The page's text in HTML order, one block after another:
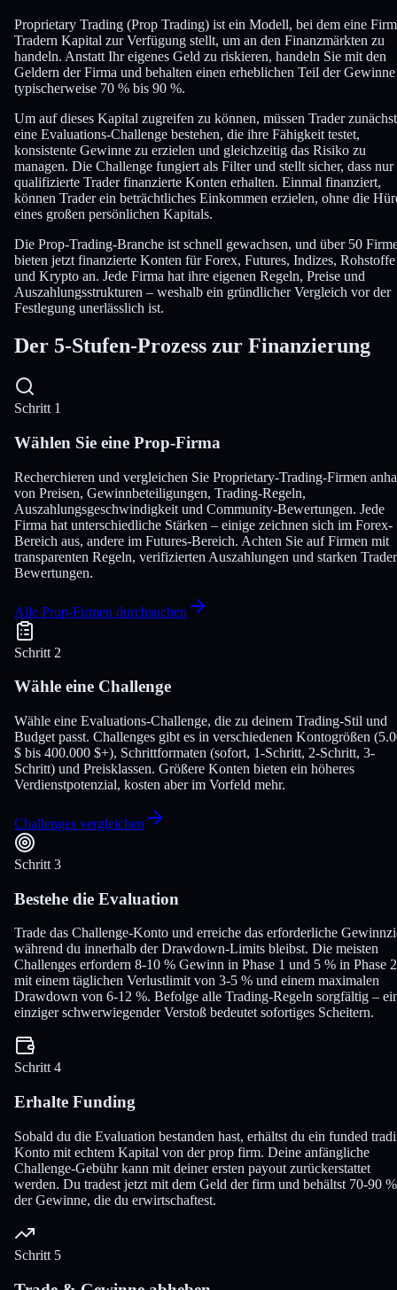
Proprietary Trading (Prop Trading) ist ein Modell, bei dem eine
Tradern Kapital zur Verfügung stellt, um an den Finanzmärkten zu
handeln. Anstatt Ihr eigenes Geld zu riskieren, handeln Sie mit den
Geldern der Firma und behalten einen erheblichen Teil der
typischerweise 70 % bis 90 %.
Um auf dieses Kapital zugreifen zu können, müssen Trader zunächst
eine Evaluations-Challenge bestehen, die ihre Fähigkeit testet,
konsistente Gewinne zu erzielen und gleichzeitig das Risiko zu
managen. Die Challenge fungiert als Filter und stellt sicher, dass nur
qualifizierte Trader finanzierte Konten erhalten. Einmal finanziert,
können Trader ein beträchtliches Einkommen erzielen, ohne die
eines großen persönlichen Kapitals.
Die Prop-Trading-Branche ist schnell gewachsen, und über 50
bieten jetzt finanzierte Konten für Forex, Futures, Indizes, Rohstoffe
und Krypto an. Jede Firma hat ihre eigenen Regeln, Preise und
Auszahlungsstrukturen – weshalb ein gründlicher Vergleich vor der
Festlegung unerlässlich ist.
Der 5-Stufen-Prozess zur Finanzierung
Schritt 1
Wählen Sie eine Prop-Firma
Recherchieren und vergleichen Sie Proprietary-Trading-Firmen
von Preisen, Gewinnbeteiligungen, Trading-Regeln,
Auszahlungsgeschwindigkeit und Community-Bewertungen. Jede
Firma hat unterschiedliche Stärken – einige zeichnen sich im Forex-
Bereich aus, andere im Futures-Bereich. Achten Sie auf Firmen mit
transparenten Regeln, verifizierten Auszahlungen und starken
Bewertungen.
Alle Prop-Firmen durchsuchen
Schritt 2
Wähle eine Challenge
Wähle eine Evaluations-Challenge, die zu deinem Trading-Stil und
Budget passt. Challenges gibt es in verschiedenen Kontogrößen
$ bis 400.000 $+), Schrittformaten (sofort, 1-Schritt, 2-Schritt, 3-
Schritt) und Preisklassen. Größere Konten bieten ein höheres
Verdienstpotenzial, kosten aber im Vorfeld mehr.
Challenges vergleichen
Schritt 3
Bestehe die Evaluation
Trade das Challenge-Konto und erreiche das erforderliche
während du innerhalb der Drawdown-Limits bleibst. Die meisten
Challenges erfordern 8-10 % Gewinn in Phase 1 und 5 % in Phase
mit einem täglichen Verlustlimit von 3-5 % und einem maximalen
Drawdown von 6-12 %. Befolge alle Trading-Regeln sorgfältig –
einziger schwerwiegender Verstoß bedeutet sofortiges Scheitern.
Schritt 4
Erhalte Funding
Sobald du die Evaluation bestanden hast, erhältst du ein funded
Konto mit echtem Kapital von der prop firm. Deine anfängliche
Challenge-Gebühr kann mit deiner ersten payout zurückerstattet
werden. Du tradest jetzt mit dem Geld der firm und behältst 70-90 %
der Gewinne, die du erwirtschaftest.
Schritt 5